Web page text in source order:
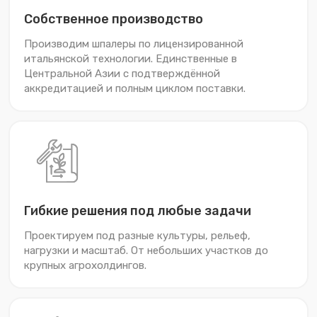
Собственное производство
Производим шпалеры по лицензированной
итальянской технологии. Единственные в
Центральной Азии с подтверждённой
аккредитацией и полным циклом поставки.
Гибкие решения под любые задачи
Проектируем под разные культуры, рельеф,
нагрузки и масштаб. От небольших участков до
крупных агрохолдингов.